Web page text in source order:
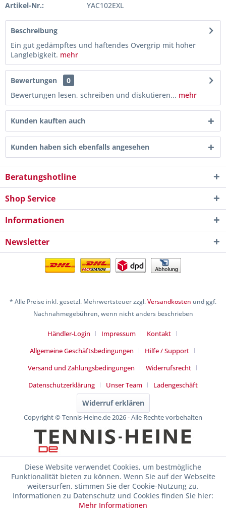
Artikel-Nr.: YAC102EXL
Beschreibung
Ein gut gedämpftes und haftendes Overgrip mit hoher
Langlebigkeit. mehr
Bewertungen
0
Bewertungen lesen, schreiben und diskutieren... mehr
Kunden kauften auch
Kunden haben sich ebenfalls angesehen
Beratungshotline
Shop Service
Informationen
Newsletter
* Alle Preise inkl. gesetzl. Mehrwertsteuer zzgl.Versandkosten und ggf.
Nachnahmegebühren, wenn nicht anders beschrieben
Händler-Login Impressum
Kontakt
Allgemeine Geschäftsbedingungen
Hilfe / Support
Versand und Zahlungsbedingungen
Widerrufsrecht
Datenschutzerklärung
Unser Team Ladengeschäft
Widerruf erklären
Copyright © Tennis-Heine.de 2026 - Alle Rechte vorbehalten
Diese Website verwendet Cookies, um bestmögliche
Funktionalität bieten zu können. Wenn Sie auf der Webseite
weitersurfen, stimmen Sie der Cookie-Nutzung zu.
Informationen zu Datenschutz und Cookies finden Sie hier:
Mehr Informationen